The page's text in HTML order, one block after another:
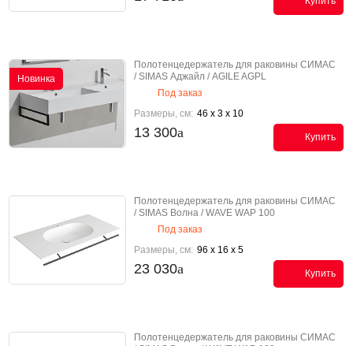
Новинка
Полотенцедержатель для раковины СИМАС
/ SIMAS Аджайл / AGILE AGPL
Под заказ
Размеры, см: 46 x 3 x 10
13 300 Купить
Полотенцедержатель для раковины СИМАС
/ SIMAS Волна / WAVE WAP 100
Под заказ
Размеры, см: 96 x 16 x 5
23 030 Купить
Полотенцедержатель для раковины СИМАС